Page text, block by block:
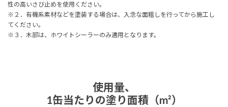
性の高いさび止めを使用ください。
※２．有機系素材などを塗装する場合は、入念な面粗しを行ってから施工し
てください。
※３．木部は、ホワイトシーラーのみ適用となります。
使用量、
1缶当たりの塗り面積（m²）